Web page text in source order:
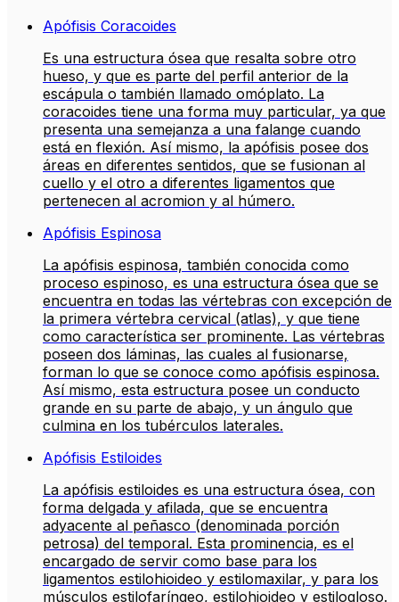
Apófisis Coracoides
Es una estructura ósea que resalta sobre otro
hueso, y que es parte del perfil anterior de la
escápula o también llamado omóplato. La
coracoides tiene una forma muy particular, ya que
presenta una semejanza a una falange cuando
está en flexión. Así mismo, la apófisis posee dos
áreas en diferentes sentidos, que se fusionan al
cuello y el otro a diferentes ligamentos que
pertenecen al acromion y al húmero.
Apófisis Espinosa
La apófisis espinosa, también conocida como
proceso espinoso, es una estructura ósea que se
encuentra en todas las vértebras con excepción de
la primera vértebra cervical (atlas), y que tiene
como característica ser prominente. Las vértebras
poseen dos láminas, las cuales al fusionarse,
forman lo que se conoce como apófisis espinosa.
Así mismo, esta estructura posee un conducto
grande en su parte de abajo, y un ángulo que
culmina en los tubérculos laterales.
Apófisis Estiloides
La apófisis estiloides es una estructura ósea, con
forma delgada y afilada, que se encuentra
adyacente al peñasco (denominada porción
petrosa) del temporal. Esta prominencia, es el
encargado de servir como base para los
ligamentos estilohioideo y estilomaxilar, y para los
músculos estilofaríngeo, estilohioideo y estilogloso.